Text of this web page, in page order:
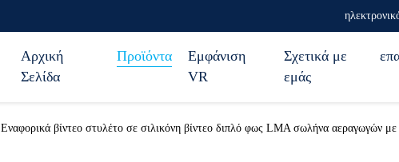
Αρχική
Σελίδα
Προϊόντα
Εμφάνιση
VR
Σχετικά με
εμάς
Εναφορικά βίντεο στυλέτο σε σιλικόνη βίντεο διπλό φως LMA σωλήνα αεραγωγών